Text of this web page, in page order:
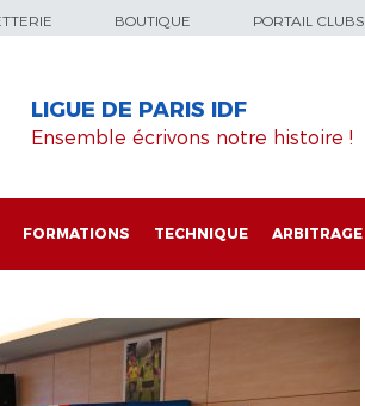
BOUTIQUE PORTAIL CLUBS
LIGUE DE PARIS IDF
Ensemble écrivons notre histoire !
FORMATIONS TECHNIQUE ARBITRAGE